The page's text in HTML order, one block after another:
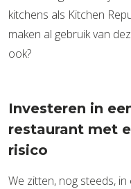
kitchens als Kitchen
maken al gebruik van
ook?
Investeren in
restaurant met
risico
We zitten, nog steeds,